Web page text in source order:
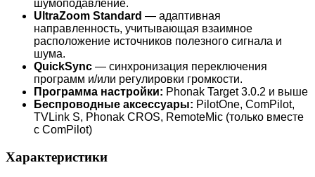
шумоподавление.
UltraZoom Standard — адаптивная
направленность, учитывающая взаимное
расположение источников полезного сигнала и
шума.
QuickSync — синхронизация переключения
программ и/или регулировки громкости.
Программа настройки: Phonak Target 3.0.2 и выше
Беспроводные аксессуары: PilotOne, ComPilot,
TVLink S, Phonak CROS, RemoteMic (только вместе
с ComPilot)
Характеристики